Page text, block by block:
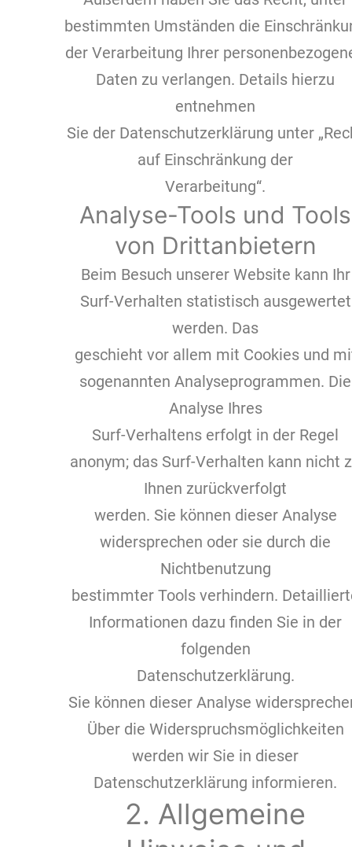
bestimmten Umständen die
der Verarbeitung Ihrer
Daten zu verlangen. Details hierzu
entnehmen
Sie der Datenschutzerklärung unter
auf Einschränkung der
Verarbeitung“.
Analyse-Tools und Tools
von Drittanbietern
Beim Besuch unserer Website kann Ihr
Surf-Verhalten statistisch ausgewertet
werden. Das
geschieht vor allem mit Cookies und
sogenannten Analyseprogrammen. Die
Analyse Ihres
Surf-Verhaltens erfolgt in der Regel
anonym; das Surf-Verhalten kann nicht
Ihnen zurückverfolgt
werden. Sie können dieser Analyse
widersprechen oder sie durch die
Nichtbenutzung
bestimmter Tools verhindern.
Informationen dazu finden Sie in der
folgenden
Datenschutzerklärung.
Sie können dieser Analyse
Über die Widerspruchsmöglichkeiten
werden wir Sie in dieser
Datenschutzerklärung informieren.
2. Allgemeine